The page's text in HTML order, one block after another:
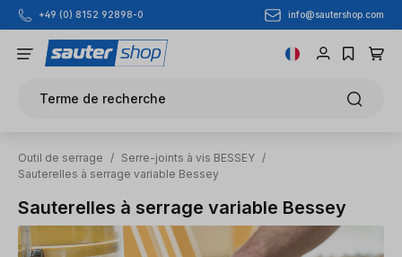
Passer au contenu principal
+49 (0) 8152 92898-0 info@sautershop.com
Terme de recherche
Outil de serrage / Serre-joints à vis BESSEY /
Sauterelles à serrage variable Bessey
Sauterelles à serrage variable Bessey